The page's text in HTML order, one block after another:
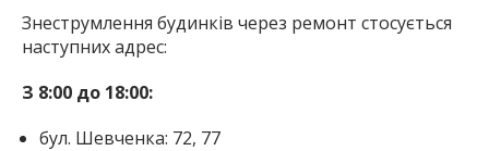
Знеструмлення будинків через ремонт стосується
наступних адрес:
З 8:00 до 18:00:
бул. Шевченка: 72, 77